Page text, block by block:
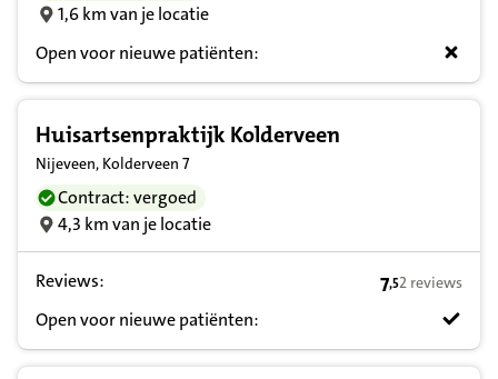
1,6 km van je locatie
Open voor nieuwe patiënten:
Huisartsenpraktijk Kolderveen
Nijeveen, Kolderveen 7
Contract: vergoed
4,3 km van je locatie
Reviews: 7,5 op basis
7,52 reviews
Open voor nieuwe patiënten: